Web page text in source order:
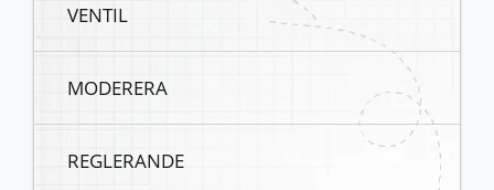
VENTIL
MODERERA
REGLERANDE